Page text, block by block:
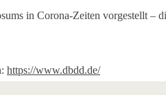
in Corona-Zeiten vorgestellt –
https://www.dbdd.de/